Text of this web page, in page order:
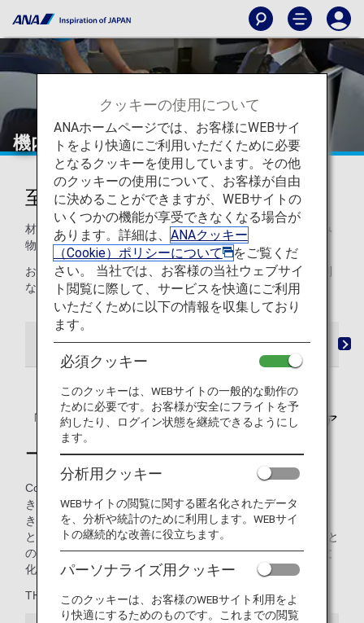
機内食・ドリンク
至高のお食事を楽しむ
材料からレシピにまでこだわった厳選されたお食事とお飲み
物をご堪能いただけます。
お子様または特別な配慮が必要な方向けのお食事など、特別
なお食事もご用意させていただきます。
THE CONNOISSEURS（ザ・コノシュアーズ） 特
「THE CONNOISSEURS（ザ・コノシュア
ーズ）」による、美味の共演。
Connoisseur（コノシュアー）とは、「その道を極めた目利
き」をあらわすことばです。常に新たな食の世界を切り開
き、お酒などの嗜好品を芸術のごとく高める世界の匠たち
と、高度1万メートルの特別な一皿を知るANAシェフチームと
の共演が実現しました。ANAだから出会うことができた食文
化の粋を、ぜひご堪能ください。
THE CONNOISSEURSメンバー:
クッキーの使用について
ANAホームページでは、お客様にWEBサイ
トをより快適にご利用いただくために必要
となるクッキーを使用しています。その他
のクッキーの使用について、お客様が自由
に決めることができますが、WEBサイトの
いくつかの機能が享受できなくなる場合が
あります。詳細は、 ANAクッキー
（Cookie）ポリシーについて
をご覧くだ
さい。 当社では、お客様の当社ウェブサイ
ト閲覧に際して、サービスを快適にご利用
いただくために以下の情報を収集しており
ます。
必須クッキー
このクッキーは、WEBサイトの一般的な動作の
ために必要です。お客様が安全にフライトを予
約したり、ログイン状態を継続できるようにし
ます。
分析用クッキー
WEBサイトの閲覧に関する匿名化されたデータ
を、分析や統計のために利用します。WEBサイ
トの継続的な改善に役立ちます。
パーソナライズ用クッキー
このクッキーは、お客様のWEBサイト利用をよ
り快適にするためのものです。これまでの閲覧